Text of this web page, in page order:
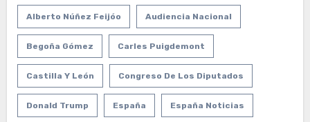
Alberto Núñez Feijóo Audiencia Nacional
Begoña Gómez Carles Puigdemont
Castilla Y León Congreso De Los Diputados
Donald Trump España España Noticias